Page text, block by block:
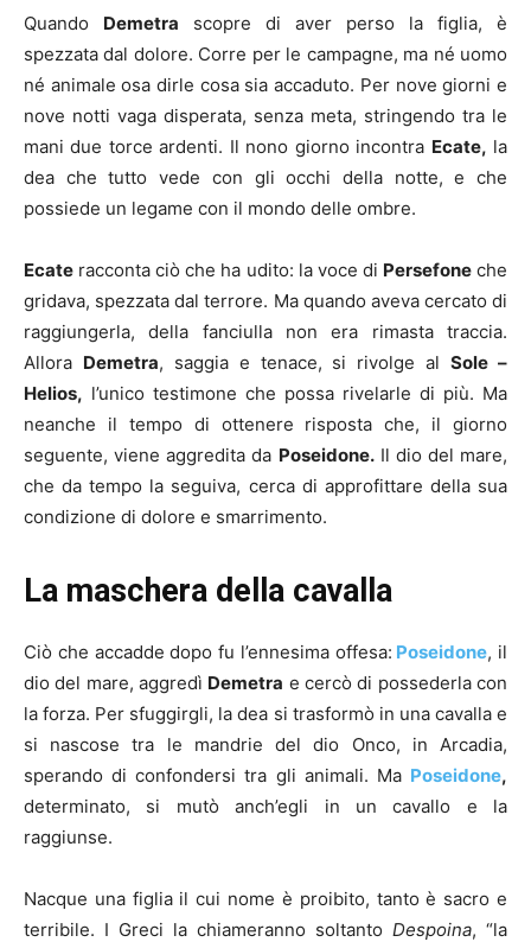
Quando Demetra scopre di aver perso la figlia, è
spezzata dal dolore. Corre per le campagne, ma né uomo
né animale osa dirle cosa sia accaduto. Per nove giorni e
nove notti vaga disperata, senza meta, stringendo tra le
mani due torce ardenti. Il nono giorno incontra Ecate, la
dea che tutto vede con gli occhi della notte, e che
possiede un legame con il mondo delle ombre.
Ecate racconta ciò che ha udito: la voce di Persefoneche
gridava, spezzata dal terrore. Ma quando aveva cercato di
raggiungerla, della fanciulla non era rimasta traccia.
Allora Demetra, saggia e tenace, si rivolge alSole –
Helios, l’unico testimone che possa rivelarle di più. Ma
neanche il tempo di ottenere risposta che, il giorno
seguente, viene aggredita da Poseidone.Il dio del mare,
che da tempo la seguiva, cerca di approfittare della sua
condizione di dolore e smarrimento.
La maschera della cavalla
Ciò che accadde dopo fu l’ennesima offesa: Poseidone, il
dio del mare, aggredì Demetra e cercò di possederla con
la forza. Per sfuggirgli, la dea si trasformò in una cavalla e
si nascose tra le mandrie del dio Onco, in Arcadia,
sperando di confondersi tra gli animali. Ma Poseidone,
determinato, si mutò anch’egli in un cavallo e la
raggiunse.
Nacque una figlia il cui nome è proibito, tanto è sacro e
terribile. I Greci la chiameranno soltanto Despoina, “la